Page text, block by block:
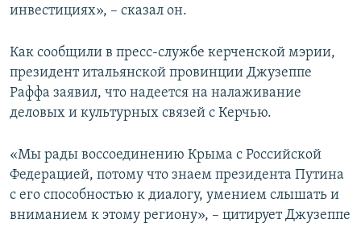
инвестициях», – сказал он.
Как сообщили в пресс-службе керченской мэрии,
президент итальянской провинции Джузеппе
Раффа заявил, что надеется на налаживание
деловых и культурных связей с Керчью.
«Мы рады воссоединению Крыма с Российской
Федерацией, потому что знаем президента Путина
с его способностью к диалогу, умением слышать и
вниманием к этому региону», – цитирует Джузеппе